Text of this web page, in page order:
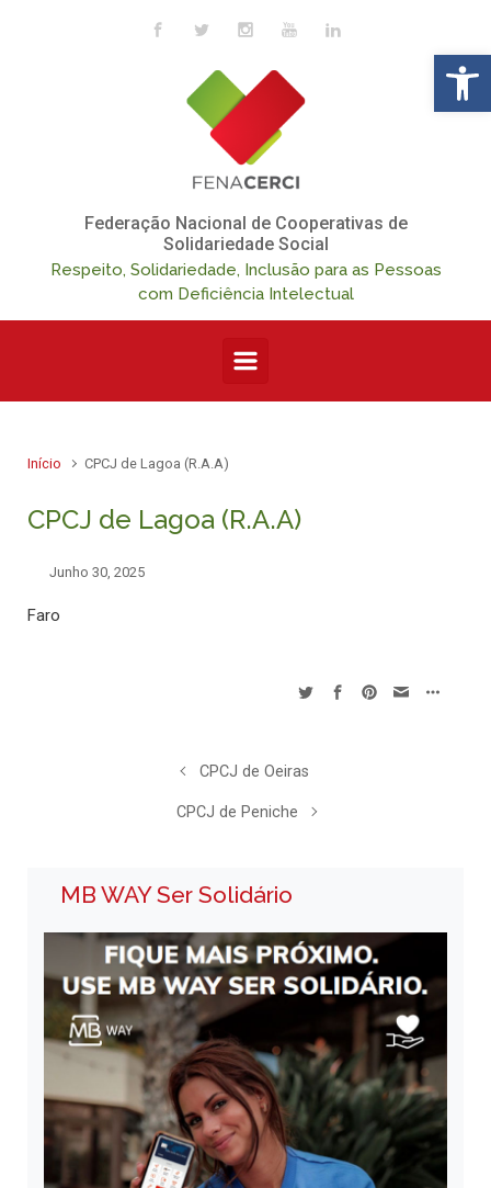
Skip to main content
Federação Nacional de Cooperativas de
Solidariedade Social
Respeito, Solidariedade, Inclusão para as Pessoas
com Deficiência Intelectual
Início CPCJ de Lagoa (R.A.A)
CPCJ de Lagoa (R.A.A)
Junho 30, 2025
Faro
CPCJ de Oeiras
CPCJ de Peniche
MB WAY Ser Solidário